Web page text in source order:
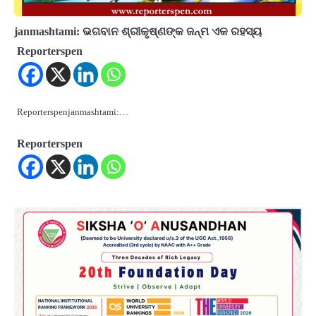
janmashtami: ଭଗବାନ ଶ୍ରୀକୃଷ୍ଣଙ୍କ ଜନ୍ମ ଏକ ରହସ୍ୟ
Reporterspen
Reporterspenjanmashtami:…
Reporterspen
ଯୁବପିଢ଼ିକୁ ବିପଥଗାମୀ କରୁଛି ଅଦୃଶ୍ୟ ଶତ୍ରୁ